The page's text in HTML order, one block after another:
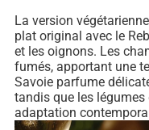
La version
plat original avec le
et les oignons. Les
fumés, apportant une
Savoie parfume
tandis que les
adaptation